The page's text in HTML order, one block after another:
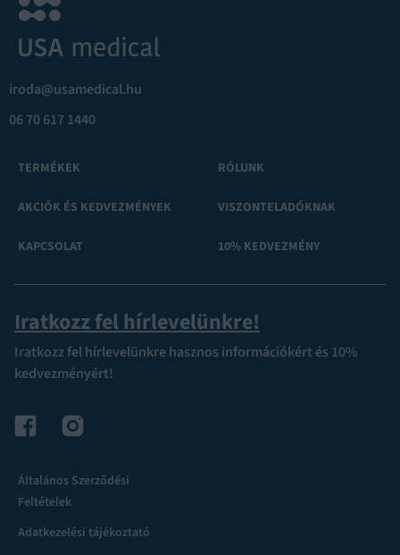
iroda@usamedical.hu
06 70 617 1440
TERMÉKEK
AKCIÓK ÉS KEDVEZMÉNYEK
KAPCSOLAT
RÓLUNK
VISZONTELADÓKNAK
10% KEDVEZMÉNY
Iratkozz fel hírlevelünkre!
Iratkozz fel hírlevelünkre hasznos információkért és 10%
kedvezményért!
Általános Szerződési
Feltételek
Adatkezelési tájékoztató